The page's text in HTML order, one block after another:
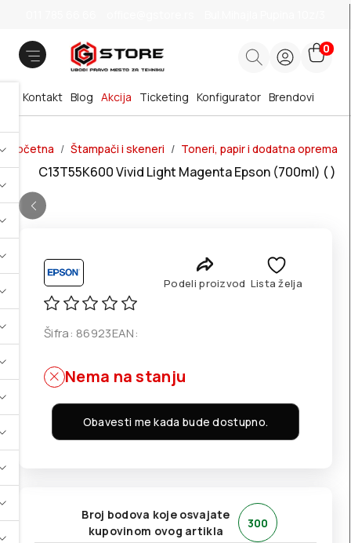
0
Brendovi
Blog Akcija
Kontakt Ticketing Konfigurator
Početna Štampači i skeneri Toneri, papir i dodatna oprema
C13T55K600 Vivid Light Magenta Epson (700ml) ( )
Podeli proizvod Lista želja
Šifra: 86923EAN:
Nema na stanju
Obavesti me kada bude dostupno.
Broj bodova koje osvajate
kupovinom ovog artikla
300